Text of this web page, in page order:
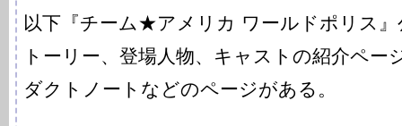
以下『チーム★アメリカ ワールドポリス
トーリー、登場人物、キャストの紹介ペー
ダクトノートなどのページがある。